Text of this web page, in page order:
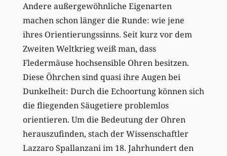
Andere außergewöhnliche Eigenarten
machen schon länger die Runde: wie jene
ihres Orientierungssinns. Seit kurz vor dem
Zweiten Weltkrieg weiß man, dass
Fledermäuse hochsensible Ohren besitzen.
Diese Öhrchen sind quasi ihre Augen bei
Dunkelheit: Durch die Echoortung können sich
die fliegenden Säugetiere problemlos
orientieren. Um die Bedeutung der Ohren
herauszufinden, stach der Wissenschaftler
Lazzaro Spallanzani im 18. Jahrhundert den